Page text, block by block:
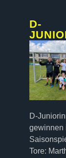
D-
D-
gewinnen
Tore: